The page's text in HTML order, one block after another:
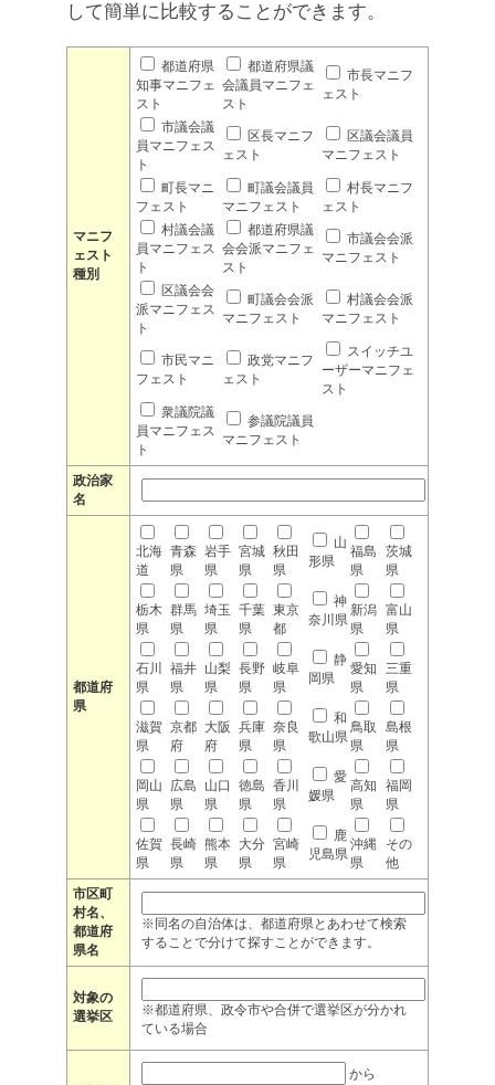
して簡単に比較することができます。
マニフ
ェスト
種別
都道府県
知事マニフェ
スト
都道府県議
会議員マニフェ
スト
市長マニフ
ェスト
市議会議
員マニフェス
ト
区長マニフ
ェスト
区議会議員
マニフェスト
町長マニ
フェスト
町議会議員
マニフェスト
村長マニフ
ェスト
村議会議
員マニフェス
ト
都道府県議
会会派マニフェ
スト
市議会会派
マニフェスト
区議会会
派マニフェス
ト
町議会会派
マニフェスト
村議会会派
マニフェスト
市民マニ
フェスト
政党マニフ
ェスト
スイッチユ
ーザーマニフェ
スト
衆議院議
員マニフェス
ト
参議院議員
マニフェスト
政治家
名
都道府
県
北海
道
青森
県
岩手
県
宮城
県
秋田
県
山
形県
福島
県
茨城
県
栃木
県
群馬
県
埼玉
県
千葉
県
東京
都
神
奈川県
新潟
県
富山
県
石川
県
福井
県
山梨
県
長野
県
岐阜
県
静
岡県
愛知
県
三重
県
滋賀
県
京都
府
大阪
府
兵庫
県
奈良
県
和
歌山県
鳥取
県
島根
県
岡山
県
広島
県
山口
県
徳島
県
香川
県
愛
媛県
高知
県
福岡
県
佐賀
県
長崎
県
熊本
県
大分
県
宮崎
県
鹿
児島県
沖縄
県
その
他
市区町
村名、
都道府
県名
※同名の自治体は、都道府県とあわせて検索
することで分けて探すことができます。
対象の
選挙区
※都道府県、政令市や合併で選挙区が分かれ
ている場合
から